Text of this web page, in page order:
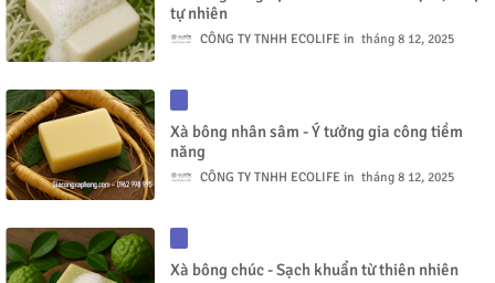
tự nhiên
CÔNG TY TNHH ECOLIFE tháng 8 12, 2025
Xà bông nhân sâm - Ý tưởng gia công tiềm
năng
CÔNG TY TNHH ECOLIFE tháng 8 12, 2025
Xà bông chúc - Sạch khuẩn từ thiên nhiên